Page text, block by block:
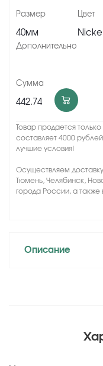
40мм
442.74
Товар продается
составляет 4000
лучшие условия!
Осуществляем доставку
Тюмень, Челябинск,
города России, а также
Описание